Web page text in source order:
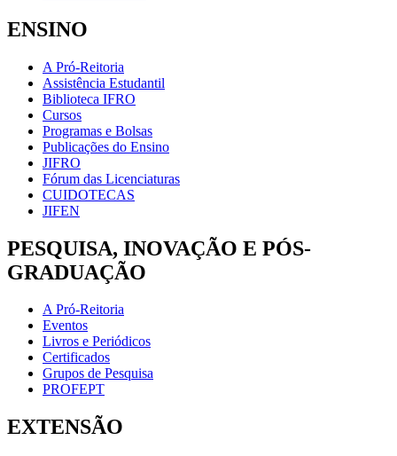
ENSINO
A Pró-Reitoria
Assistência Estudantil
Biblioteca IFRO
Cursos
Programas e Bolsas
Publicações do Ensino
JIFRO
Fórum das Licenciaturas
CUIDOTECAS
JIFEN
PESQUISA, INOVAÇÃO E PÓS-
GRADUAÇÃO
A Pró-Reitoria
Eventos
Livros e Periódicos
Certificados
Grupos de Pesquisa
PROFEPT
EXTENSÃO